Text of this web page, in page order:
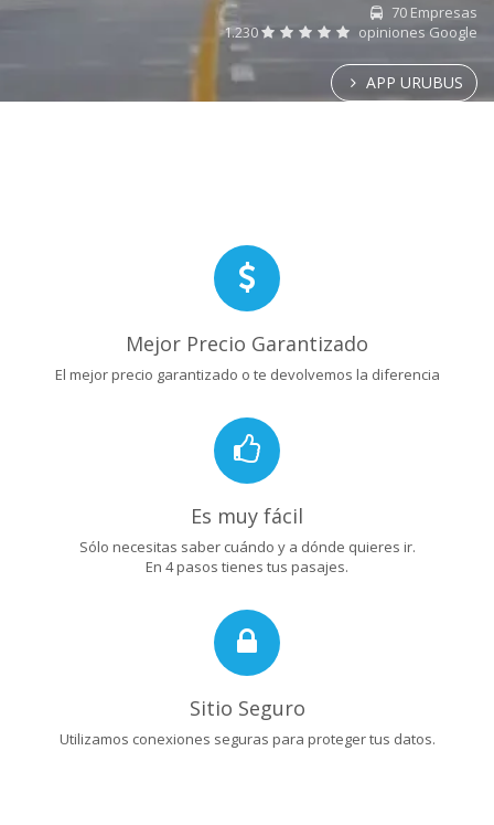
70 Empresas
1.230
opiniones Google
APP URUBUS
Mejor Precio Garantizado
El mejor precio garantizado o te devolvemos la diferencia
Es muy fácil
Sólo necesitas saber cuándo y a dónde quieres ir.
En 4 pasos tienes tus pasajes.
Sitio Seguro
Utilizamos conexiones seguras para proteger tus datos.